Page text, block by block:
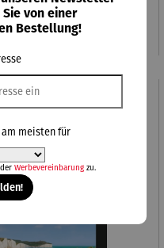
Preis:
von einer
Bestellung!
meisten für
Werbevereinbarungzu.